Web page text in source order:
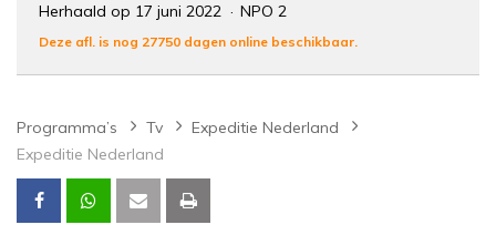
Herhaald op 17 juni 2022
NPO 2
Deze afl. is nog 27750 dagen online beschikbaar.
Programma’s Tv
Expeditie Nederland
Expeditie Nederland